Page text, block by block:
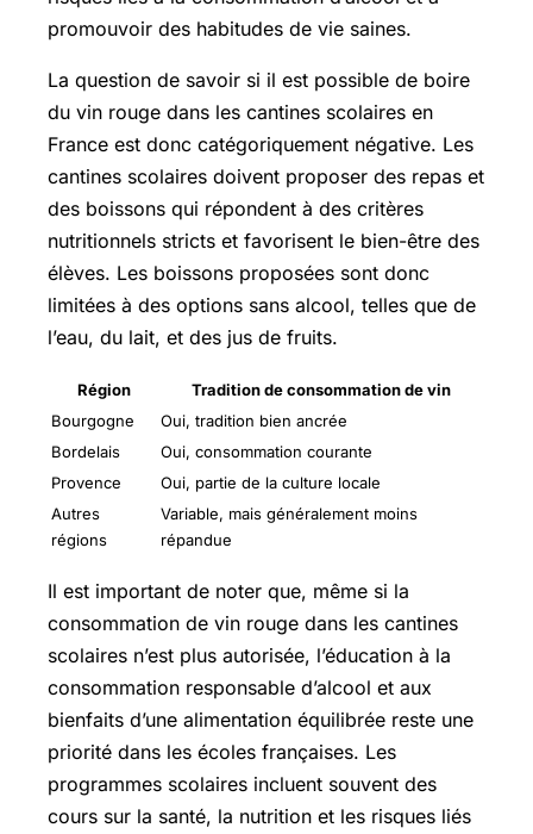
promouvoir des habitudes de vie saines.
La question de savoir si il est possible de boire
du vin rouge dans les cantines scolaires en
France est donc catégoriquement négative. Les
cantines scolaires doivent proposer des repas et
des boissons qui répondent à des critères
nutritionnels stricts et favorisent le bien-être des
élèves. Les boissons proposées sont donc
limitées à des options sans alcool, telles que de
l’eau, du lait, et des jus de fruits.
Région
Tradition de consommation de vin
Bourgogne
Oui, tradition bien ancrée
Bordelais
Oui, consommation courante
Provence
Oui, partie de la culture locale
Autres
régions
Variable, mais généralement moins
répandue
Il est important de noter que, même si la
consommation de vin rouge dans les cantines
scolaires n’est plus autorisée, l’éducation à la
consommation responsable d’alcool et aux
bienfaits d’une alimentation équilibrée reste une
priorité dans les écoles françaises. Les
programmes scolaires incluent souvent des
cours sur la santé, la nutrition et les risques liés